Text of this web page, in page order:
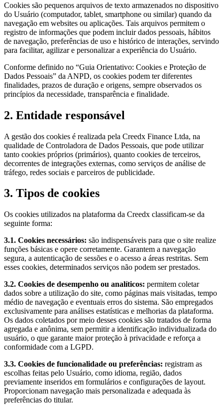
Cookies são pequenos arquivos de texto armazenados no dispositivo
do Usuário (computador, tablet, smartphone ou similar) quando da
navegação em websites ou aplicações. Tais arquivos permitem o
registro de informações que podem incluir dados pessoais, hábitos
de navegação, preferências de uso e histórico de interações, servindo
para facilitar, agilizar e personalizar a experiência do Usuário.
Conforme definido no “Guia Orientativo: Cookies e Proteção de
Dados Pessoais” da ANPD, os cookies podem ter diferentes
finalidades, prazos de duração e origens, sempre observados os
princípios da necessidade, transparência e finalidade.
2. Entidade responsável
A gestão dos cookies é realizada pela Creedx Finance Ltda, na
qualidade de Controladora de Dados Pessoais, que pode utilizar
tanto cookies próprios (primários), quanto cookies de terceiros,
decorrentes de integrações externas, como serviços de análise de
tráfego, redes sociais e parceiros de publicidade.
3. Tipos de cookies
Os cookies utilizados na plataforma da Creedx classificam-se da
seguinte forma:
3.1. Cookies necessários: são indispensáveis para que o site realize
funções básicas e opere corretamente. Garantem a navegação
segura, a autenticação de sessões e o acesso a áreas restritas. Sem
esses cookies, determinados serviços não podem ser prestados.
3.2. Cookies de desempenho ou analíticos: permitem coletar
dados sobre a utilização do site, como páginas mais visitadas, tempo
médio de navegação e eventuais erros do sistema. São empregados
exclusivamente para análises estatísticas e melhorias da plataforma.
Os dados coletados por meio desses cookies são tratados de forma
agregada e anônima, sem permitir a identificação individualizada do
usuário, o que garante maior proteção à privacidade e reforça a
conformidade com a LGPD.
3.3. Cookies de funcionalidade ou preferências: registram as
escolhas feitas pelo Usuário, como idioma, região, dados
previamente inseridos em formulários e configurações de layout.
Proporcionam navegação mais personalizada e adequada às
preferências do titular.